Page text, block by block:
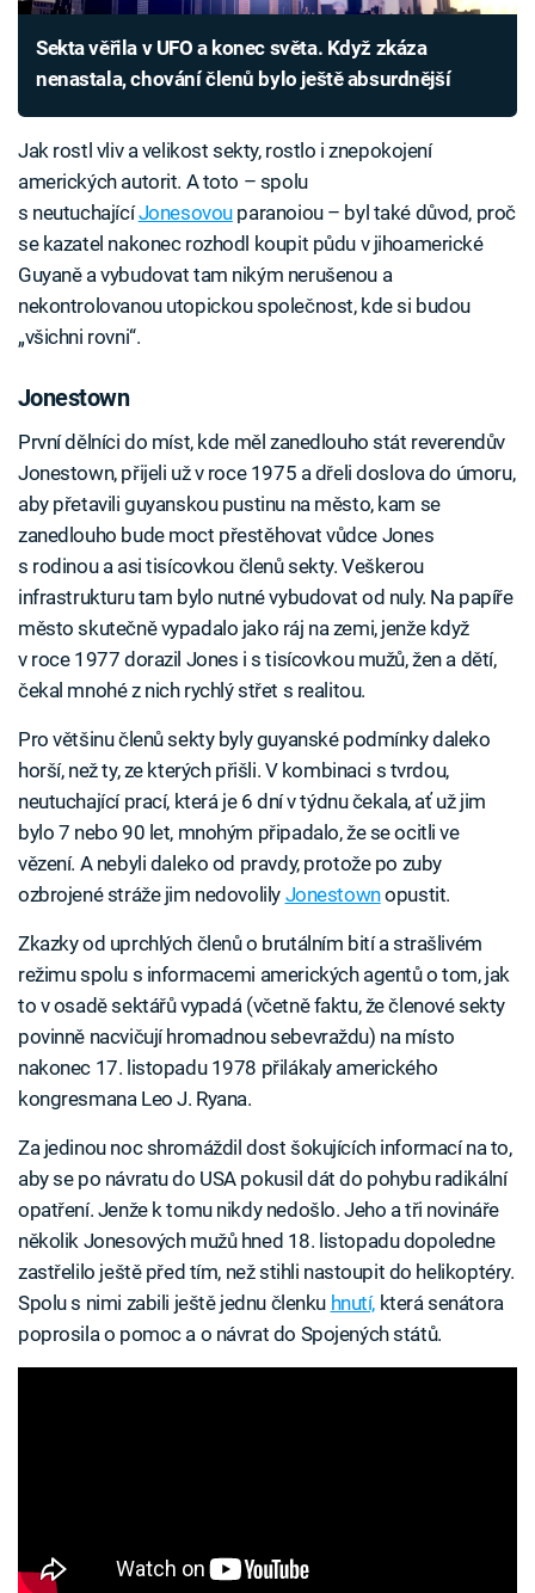
Sekta věřila v UFO a konec světa. Když zkáza
nenastala, chování členů bylo ještě absurdnější
Jak rostl vliv a velikost sekty, rostlo i znepokojení
amerických autorit. A toto – spolu
s neutuchajícíJonesovouparanoiou – byl také důvod, proč
se kazatel nakonec rozhodl koupit půdu v jihoamerické
Guyaně a vybudovat tam nikým nerušenou a
nekontrolovanou utopickou společnost, kde si budou
„všichni rovni“.
Jonestown
První dělníci do míst, kde měl zanedlouho stát reverendův
Jonestown, přijeli už v roce 1975 a dřeli doslova do úmoru,
aby přetavili guyanskou pustinu na město, kam se
zanedlouho bude moct přestěhovat vůdce Jones
s rodinou a asi tisícovkou členů sekty. Veškerou
infrastrukturu tam bylo nutné vybudovat od nuly. Na papíře
město skutečně vypadalo jako ráj na zemi, jenže když
v roce 1977 dorazil Jones i s tisícovkou mužů, žen a dětí,
čekal mnohé z nich rychlý střet s realitou.
Pro většinu členů sekty byly guyanské podmínky daleko
horší, než ty, ze kterých přišli. V kombinaci s tvrdou,
neutuchající prací, která je 6 dní v týdnu čekala, ať už jim
bylo 7 nebo 90 let, mnohým připadalo, že se ocitli ve
vězení. A nebyli daleko od pravdy, protože po zuby
ozbrojené stráže jim nedovolily Jonestownopustit.
Zkazky od uprchlých členů o brutálním bití a strašlivém
režimu spolu s informacemi amerických agentů o tom, jak
to v osadě sektářů vypadá (včetně faktu, že členové sekty
povinně nacvičují hromadnou sebevraždu) na místo
nakonec 17. listopadu 1978 přilákaly amerického
kongresmana Leo J. Ryana.
Za jedinou noc shromáždil dost šokujících informací na to,
aby se po návratu do USA pokusil dát do pohybu radikální
opatření. Jenže k tomu nikdy nedošlo. Jeho a tři novináře
několik Jonesových mužů hned 18. listopadu dopoledne
zastřelilo ještě před tím, než stihli nastoupit do helikoptéry.
Spolu s nimi zabili ještě jednu členku hnutí, která senátora
poprosila o pomoc a o návrat do Spojených států.